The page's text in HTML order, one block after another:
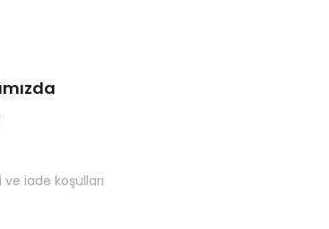
iade koşulları